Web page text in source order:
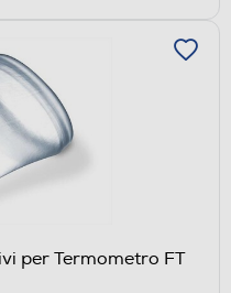
per Termometro FT